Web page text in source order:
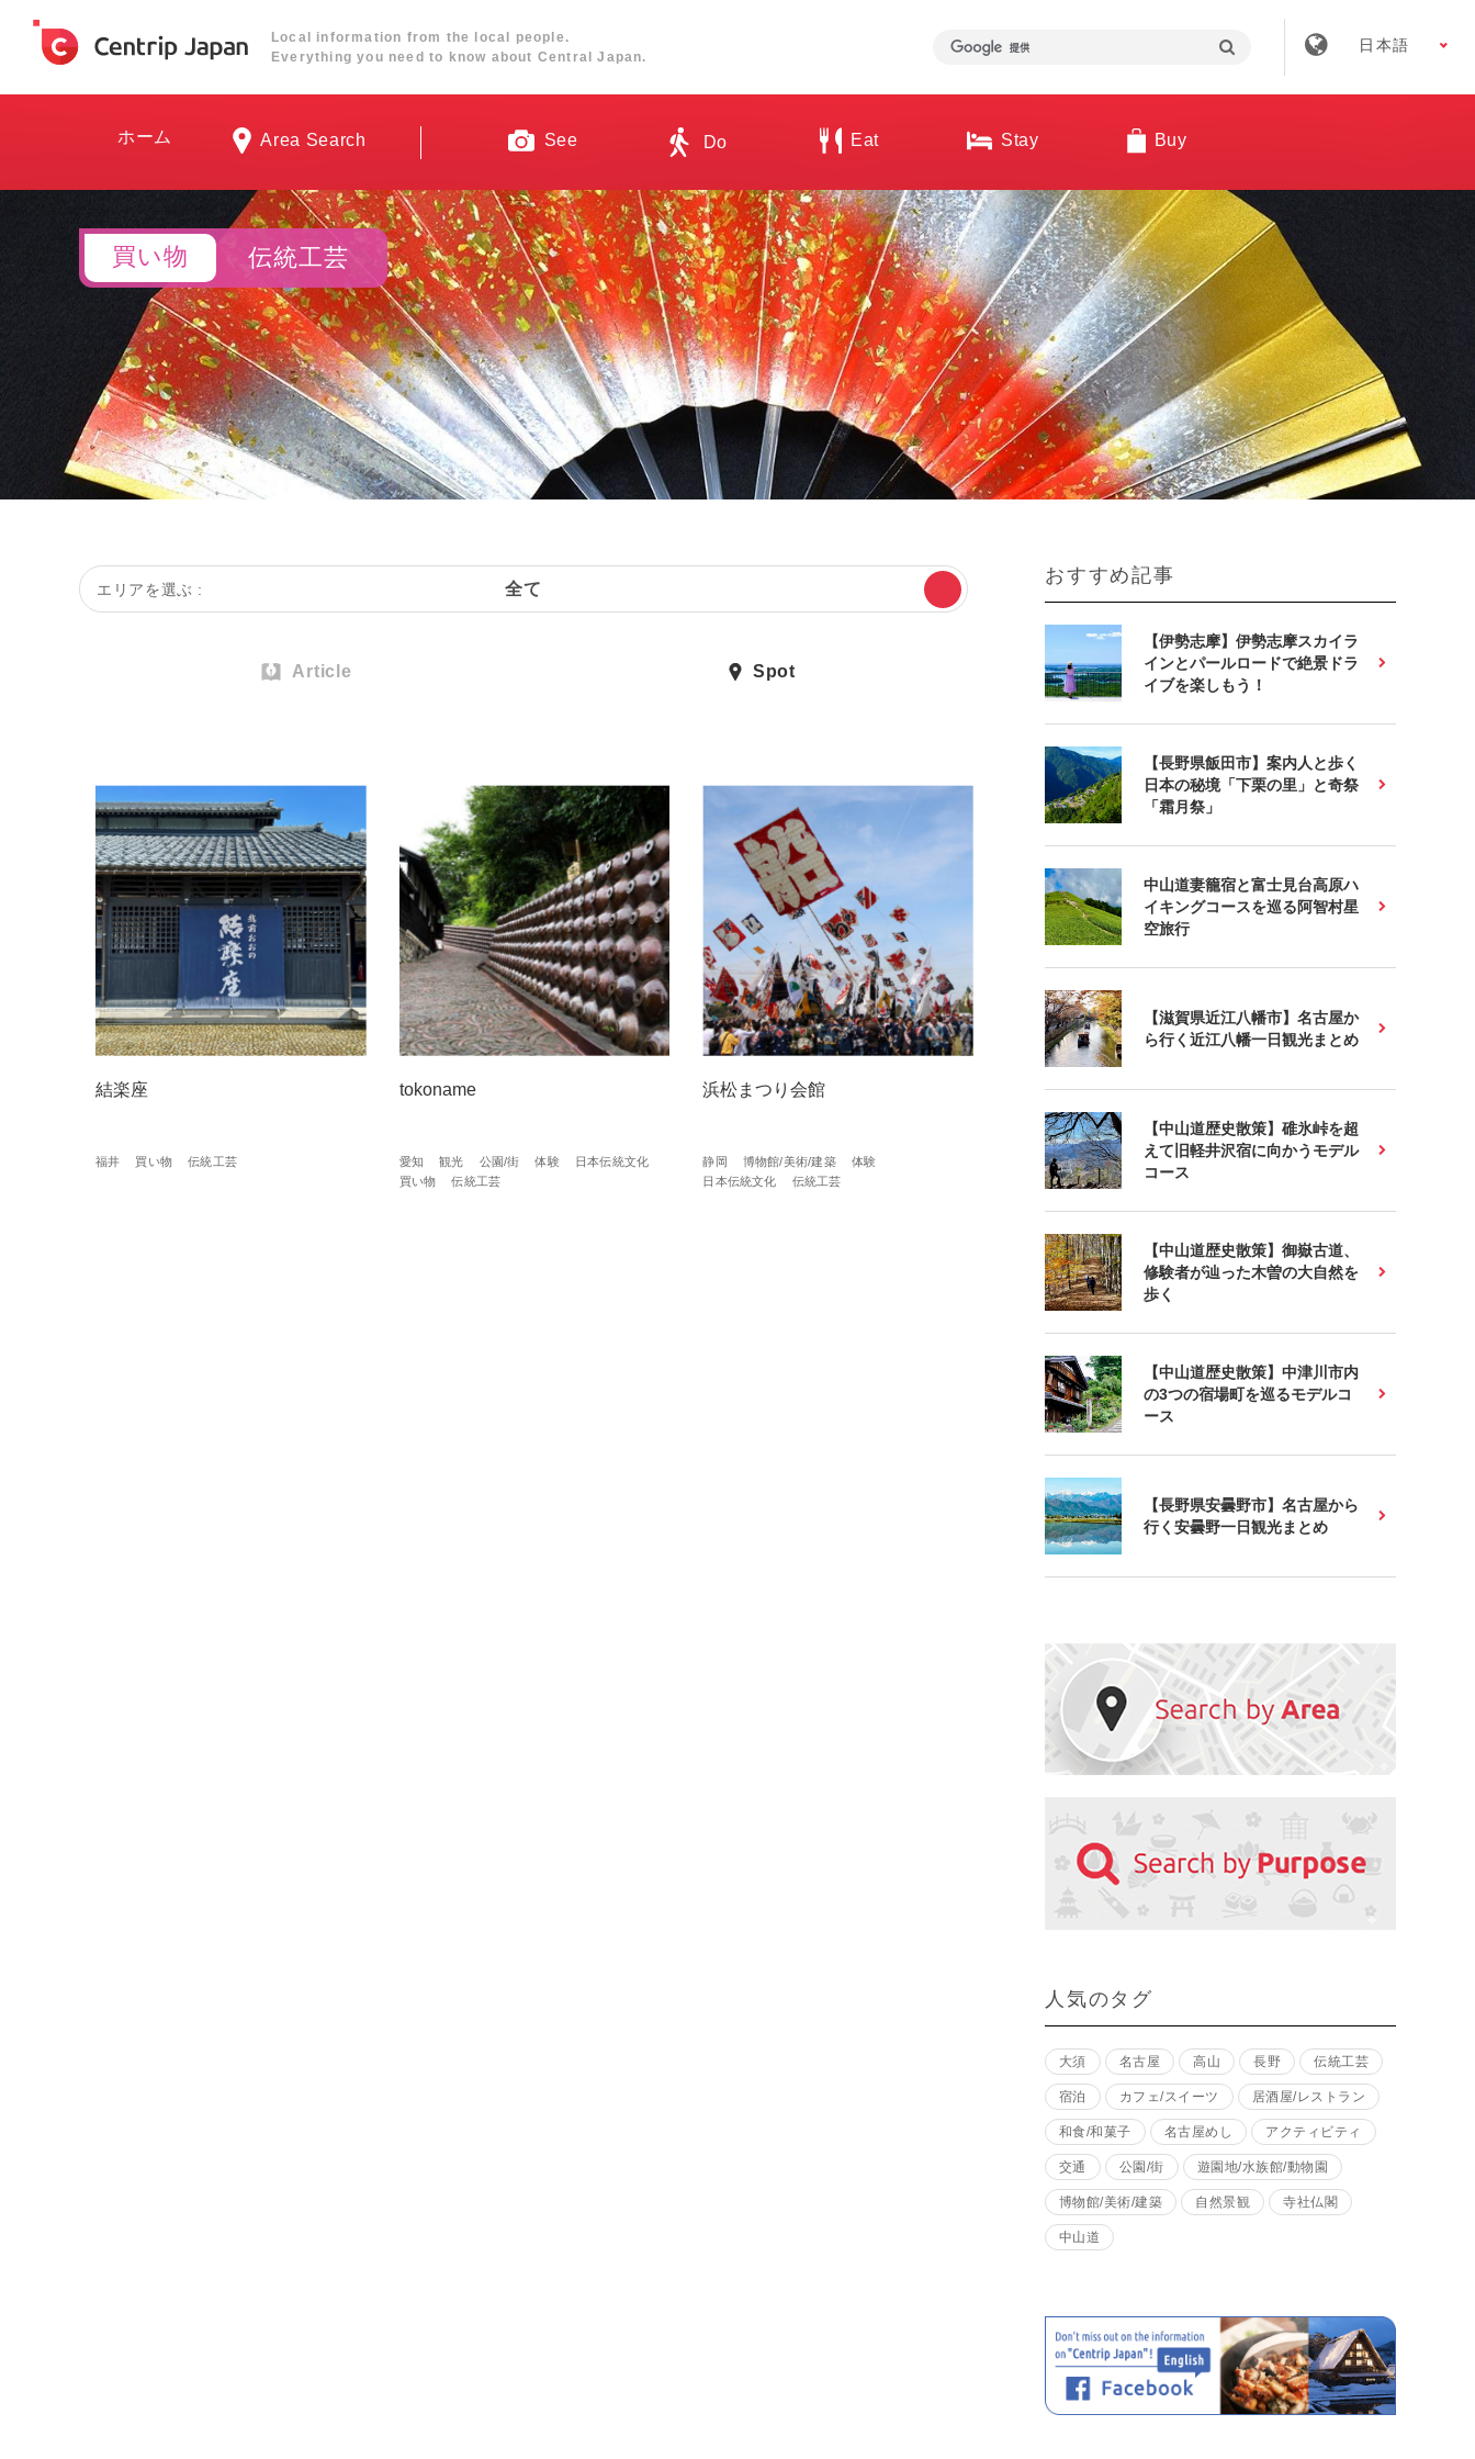
Local information from the local people.
Everything you need to know about Central Japan.
日本語
ホーム Area Search See Do Eat Stay Buy
買い物 伝統工芸
エリアを選ぶ : 全て
Article Spot
結楽座
福井 買い物 伝統工芸
tokoname
愛知 観光 公園/街 体験
日本伝統文化
買い物
伝統工芸
浜松まつり会館
静岡 博物館/美術/建築
体験
日本伝統文化
伝統工芸
おすすめ記事
【伊勢志摩】伊勢志摩スカイラ
インとパールロードで絶景ドラ
イブを楽しもう！
【長野県飯田市】案内人と歩く
日本の秘境「下栗の里」と奇祭
「霜月祭」
中山道妻籠宿と富士見台高原ハ
イキングコースを巡る阿智村星
空旅行
【滋賀県近江八幡市】名古屋か
ら行く近江八幡一日観光まとめ
【中山道歴史散策】碓氷峠を超
えて旧軽井沢宿に向かうモデル
コース
【中山道歴史散策】御嶽古道、
修験者が辿った木曽の大自然を
歩く
【中山道歴史散策】中津川市内
の3つの宿場町を巡るモデルコ
ース
【長野県安曇野市】名古屋から
行く安曇野一日観光まとめ
人気のタグ
大須 名古屋 高山 長野 伝統工芸
宿泊 カフェ/スイーツ 居酒屋/レストラン
和食/和菓子 名古屋めし アクティビティ
交通 公園/街 遊園地/水族館/動物園
博物館/美術/建築 自然景観 寺社仏閣
中山道